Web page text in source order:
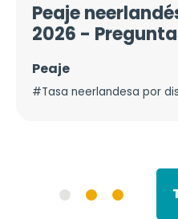
Peaje
2026 -
Peaje
#Tasa neerlandesa por